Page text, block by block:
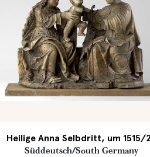
Heilige Anna Selbdritt, um 1515/
Süddeutsch/South Germany